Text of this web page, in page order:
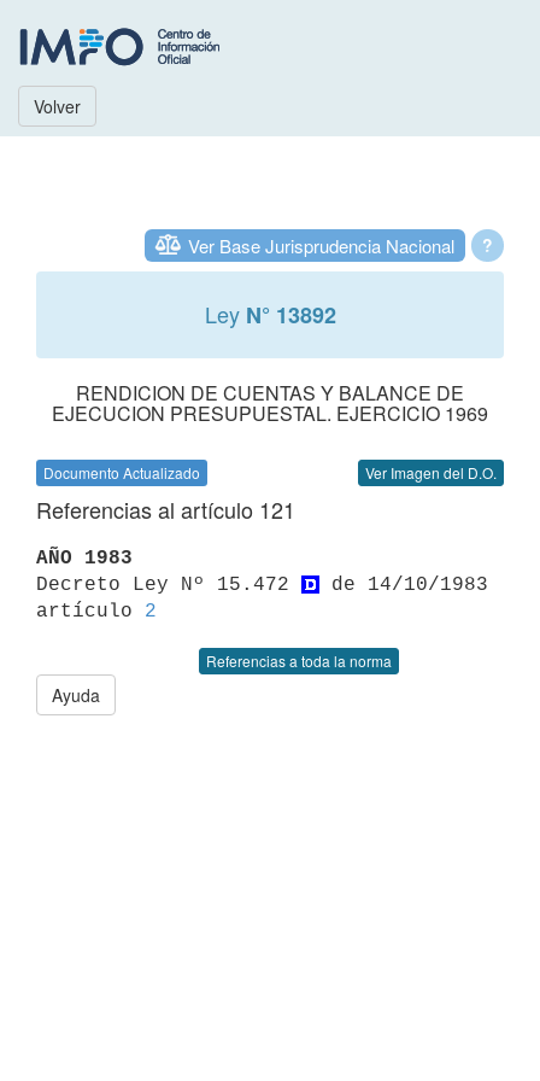
Volver
?
Ver Base Jurisprudencia Nacional
Ley N° 13892
RENDICION DE CUENTAS Y BALANCE DE
EJECUCION PRESUPUESTAL. EJERCICIO 1969
Documento Actualizado Ver Imagen del D.O.
Referencias al artículo 121
AÑO 1983
Decreto Ley Nº 15.472
de 14/10/1983
artículo 2
Referencias a toda la norma
Ayuda